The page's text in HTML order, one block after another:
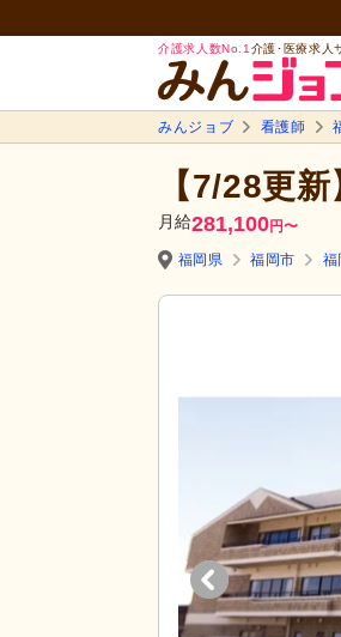
介護求人数No.1 介護･医療求人
みんジョブ 看護師
【7/28更
月給281,100円〜
福岡県 福岡市 福